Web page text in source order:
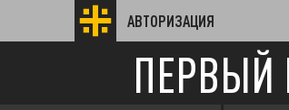
АВТОРИЗАЦИЯ
ПЕРВЫЙ